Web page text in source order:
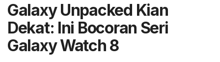
Galaxy Unpacked Kian
Dekat: Ini Bocoran Seri
Galaxy Watch 8